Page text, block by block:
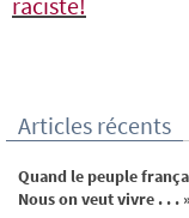
Articles récents
Quand le peuple
Nous on veut vivre . . .